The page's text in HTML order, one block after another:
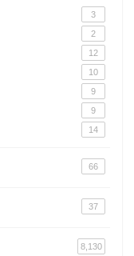
3
2
12
10
9
9
14
66
37
8,130